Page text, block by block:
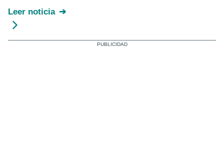
Leer noticia